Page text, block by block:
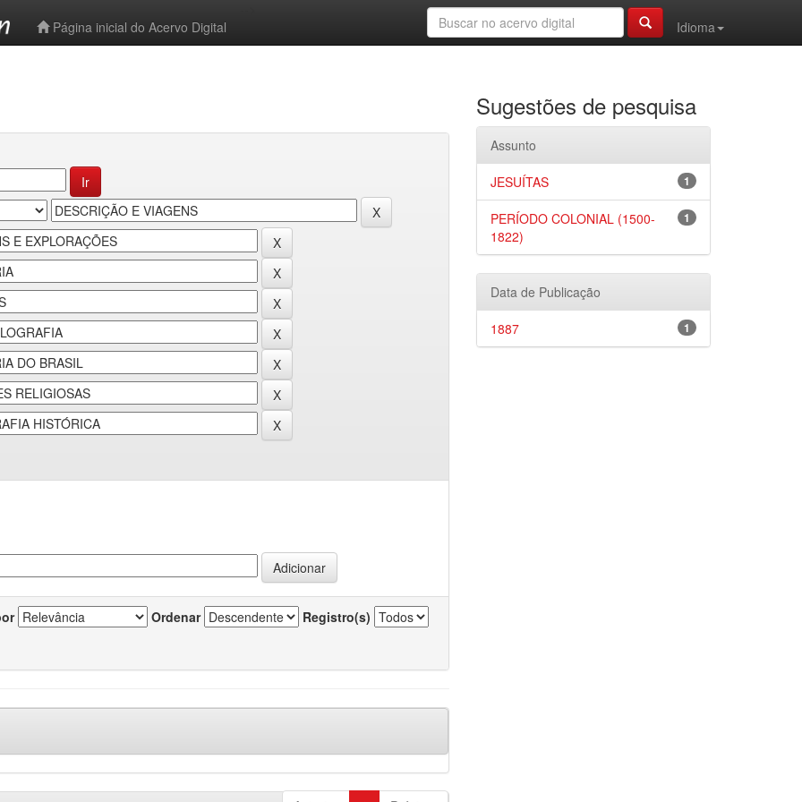
Página inicial do Acervo Digital
Idioma
Ordenar Registro(s)
Sugestões de pesquisa
Assunto
1
JESUÍTAS
1
PERÍODO COLONIAL (1500-
1822)
Data de Publicação
1
1887